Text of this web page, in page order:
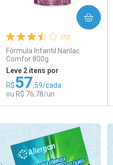
(72)
Fórmula Infantil Nanlac
Comfor 800g
Leve 2 itens por
R$57,59/cada
ou R$ 76,78/un
COMPRAR
Laboratório
Por Menos